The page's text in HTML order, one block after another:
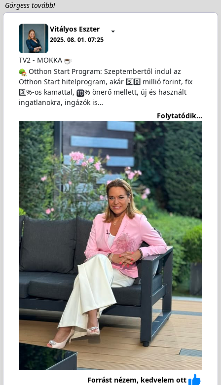
Görgess tovább!
Vitályos Eszter
2025. 08. 01. 07:25
TV2 - MOKKA
Otthon Start Program: Szeptembertől indul az
Otthon Start hitelprogram, akár 5️⃣0️⃣ millió forint, fix
3️⃣%-os kamattal,
% önerő mellett, új és használt
ingatlanokra, ingázók is…
Folytatódik...
Forrást nézem, kedvelem ott